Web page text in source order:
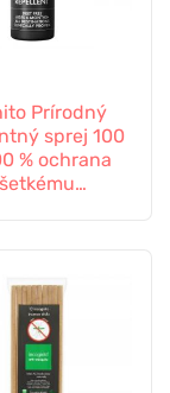
Prírodný
sprej 100
% ochrana